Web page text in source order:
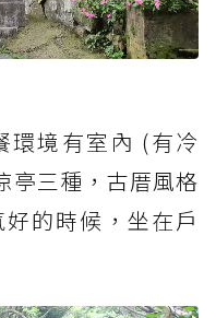
環境有室內 (有冷
亭三種，古厝風格
的時候，坐在戶